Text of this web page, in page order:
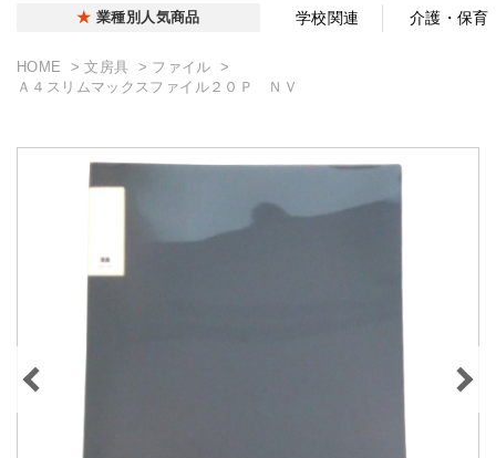
業種別人気商品 学校関連 介護・保育
HOME 文房具
ファイル
Ａ４スリムマックスファイル２０Ｐ ＮＶ